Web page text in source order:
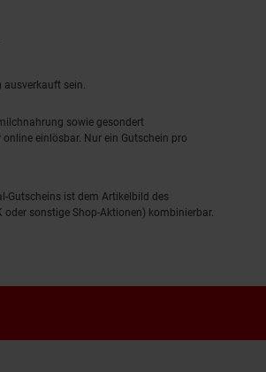
sein.
sowie gesondert
einlösbar. Nur ein Gutschein pro
Gutscheins ist dem Artikelbild des
sonstige Shop-Aktionen) kombinierbar.